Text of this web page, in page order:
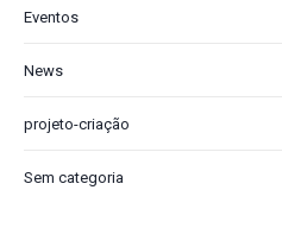
Eventos
News
projeto-criação
Sem categoria